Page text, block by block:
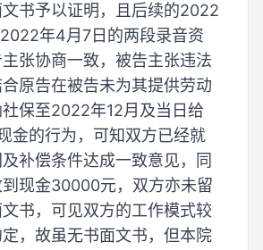
书予以证明，且后续的2022
年4月7日的两段录音资
张协商一致，被告主张违法
原告在被告未为其提供劳动
保至2022年12月及当日给
金的行为，可知双方已经就
补偿条件达成一致意见，同
现金30000元，双方亦未留
书，可见双方的工作模式较
，故虽无书面文书，但本院